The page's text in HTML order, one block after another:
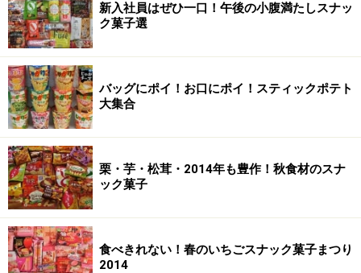
新入社員はぜひ一口！午後の小腹満たしスナッ
ク菓子選
バッグにポイ！お口にポイ！スティックポテト
大集合
栗・芋・松茸・2014年も豊作！秋食材のスナ
ック菓子
食べきれない！春のいちごスナック菓子まつり
2014